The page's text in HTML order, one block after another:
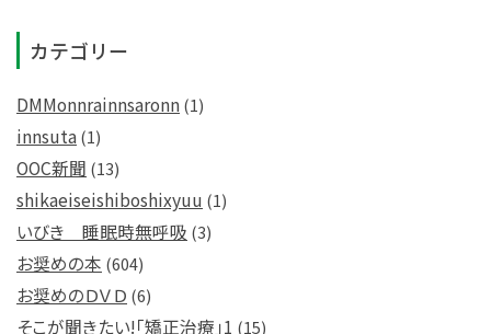
カテゴリー
DMMonnrainnsaronn(1)
innsuta(1)
OOC新聞 (13)
shikaeiseishiboshixyuu (1)
いびき 睡眠時無呼吸 (3)
お奨めの本 (604)
お奨めのＤＶＤ (6)
そこが聞きたい!「矯正治療」1 (15)